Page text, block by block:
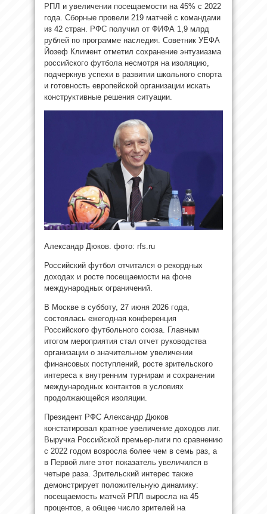
РПЛ и увеличении посещаемости на 45% с 2022
года. Сборные провели 219 матчей с командами
из 42 стран. РФС получил от ФИФА 1,9 млрд
рублей по программе наследия. Советник УЕФА
Йозеф Климент отметил сохранение энтузиазма
российского футбола несмотря на изоляцию,
подчеркнув успехи в развитии школьного спорта
и готовность европейской организации искать
конструктивные решения ситуации.
Александр Дюков. фото: rfs.ru
Российский футбол отчитался о рекордных
доходах и росте посещаемости на фоне
международных ограничений.
В Москве в субботу, 27 июня 2026 года,
состоялась ежегодная конференция
Российского футбольного союза. Главным
итогом мероприятия стал отчет руководства
организации о значительном увеличении
финансовых поступлений, росте зрительского
интереса к внутренним турнирам и сохранении
международных контактов в условиях
продолжающейся изоляции.
Президент РФС Александр Дюков
констатировал кратное увеличение доходов лиг.
Выручка Российской премьер-лиги по сравнению
с 2022 годом возросла более чем в семь раз, а
в Первой лиге этот показатель увеличился в
четыре раза. Зрительский интерес также
демонстрирует положительную динамику:
посещаемость матчей РПЛ выросла на 45
процентов, а общее число зрителей на